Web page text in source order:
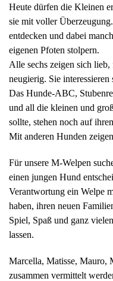
Heute dürfen die Kleinen
sie mit voller
entdecken und dabei
eigenen Pfoten stolpern.
Alle sechs zeigen sich
neugierig. Sie
Das Hunde-ABC,
und all die kleinen und
sollte, stehen noch auf
Mit anderen Hunden
Für unsere M-Welpen
einen jungen Hund
Verantwortung ein Welpe
haben, ihren neuen
Spiel, Spaß und ganz
lassen.
Marcella, Matisse, Mauro,
zusammen vermittelt